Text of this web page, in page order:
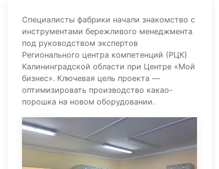
Специалисты фабрики начали знакомство с
инструментами бережливого менеджмента
под руководством экспертов
Регионального центра компетенций (РЦК)
Калининградской области при Центре «Мой
бизнес». Ключевая цель проекта —
оптимизировать производство какао-
порошка на новом оборудовании.